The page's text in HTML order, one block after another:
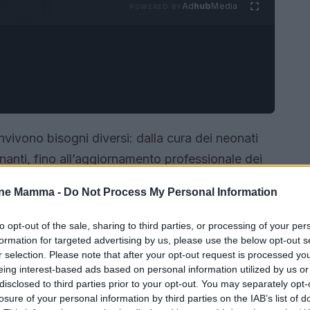
Mamma - Do Not Process My Personal Information
opt-out of the sale, sharing to third parties, or processing of your
for targeted advertising by us, please use the below opt-out
selection. Please note that after your opt-out request is processed
interest-based ads based on personal information utilized by us
to third parties prior to your opt-out. You may separately
of your personal information by third parties on the IAB’s list of
AdhubMedia
bisogni diversi: dalla cura dei neonati
fino all’aggiornamento professionale dei
tre esempi concreti che mostrano come
professionali possano dialogare per
è mettere in luce pratiche, proposte e
tra famiglia, scuola e mondo del